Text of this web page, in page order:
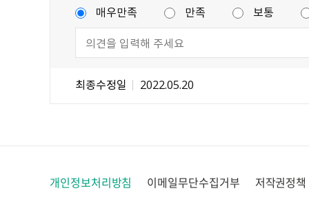
매우만족
만족 보통
최종수정일 2022.05.20
개인정보처리방침 이메일무단수집거부 저작권정책